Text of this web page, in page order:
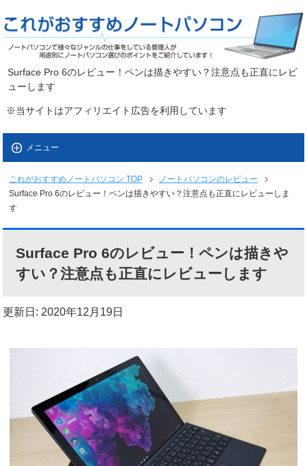
Surface Pro 6のレビュー！ペンは描きやすい？注意点も正直にレビ
ューします
※当サイトはアフィリエイト広告を利用しています
メニュー
これがおすすめノートパソコン TOP
ノートパソコンのレビュー
Surface Pro 6のレビュー！ペンは描きやすい？注意点も正直にレビューしま
す
Surface Pro 6のレビュー！ペンは描きや
すい？注意点も正直にレビューします
更新日: 2020年12月19日